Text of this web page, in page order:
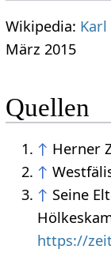
Wikipedia:
März 2015
Quellen
↑ Herner
↑
↑ Seine
https://